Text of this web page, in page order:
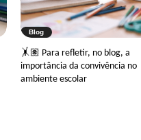
Blog
🤸🏽 Para refletir, no blog, a
importância da convivência no
ambiente escolar